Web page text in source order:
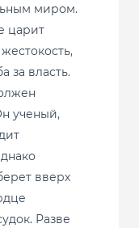
миром.
царит
за власть.
ученый,
вверх
Разве